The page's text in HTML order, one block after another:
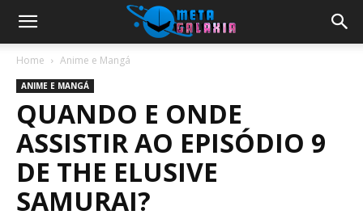
Home Anime e Mangá
ANIME E MANGÁ
QUANDO E ONDE
ASSISTIR AO EPISÓDIO 9
DE THE ELUSIVE
SAMURAI?